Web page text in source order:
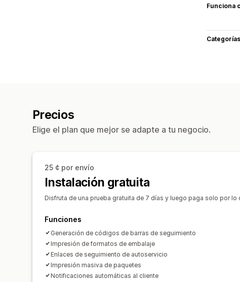
Funciona
Categorías
Precios
Elige el plan que mejor se adapte a tu negocio.
25 ¢ por envío
Instalación gratuita
Disfruta de una prueba gratuita de 7 días y luego paga solo por
Funciones
Generación de códigos de barras de seguimiento
Impresión de formatos de embalaje
Enlaces de seguimiento de autoservicio
Impresión masiva de paquetes
Notificaciones automáticas al cliente